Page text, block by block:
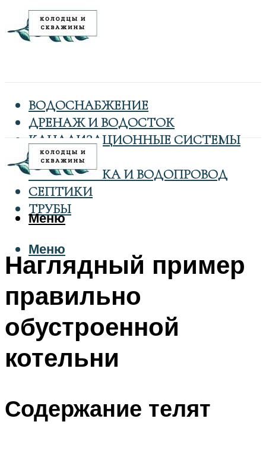
ВОДОСНАБЖЕНИЕ
ДРЕНАЖ И ВОДОСТОК
КАНАЛИЗАЦИОННЫЕ СИСТЕМЫ
КОЛОДЦЫ
САНТЕХНИКА И ВОДОПРОВОД
СЕПТИКИ
ТРУБЫ
Меню
Меню
Наглядный пример
правильно
обустроенной
котельни
Содержание телят